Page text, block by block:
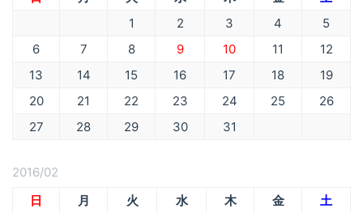
1
2 3 4
5
6
7 8 9 10 11
12
13
14 15 16 17 18
19
20
21 22 23 24 25
26
27
28 29 30 31
2016/02
日
月 火 水 木 金
土